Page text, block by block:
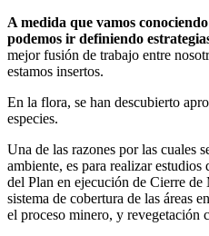
A medida que vamos
podemos ir definiendo
mejor fusión de trabajo entre
estamos insertos.
En la flora, se han descubierto
especies.
Una de las razones por las cuales
ambiente, es para realizar estudios
del Plan en ejecución de Cierre
sistema de cobertura de las áreas
el proceso minero, y revegetación